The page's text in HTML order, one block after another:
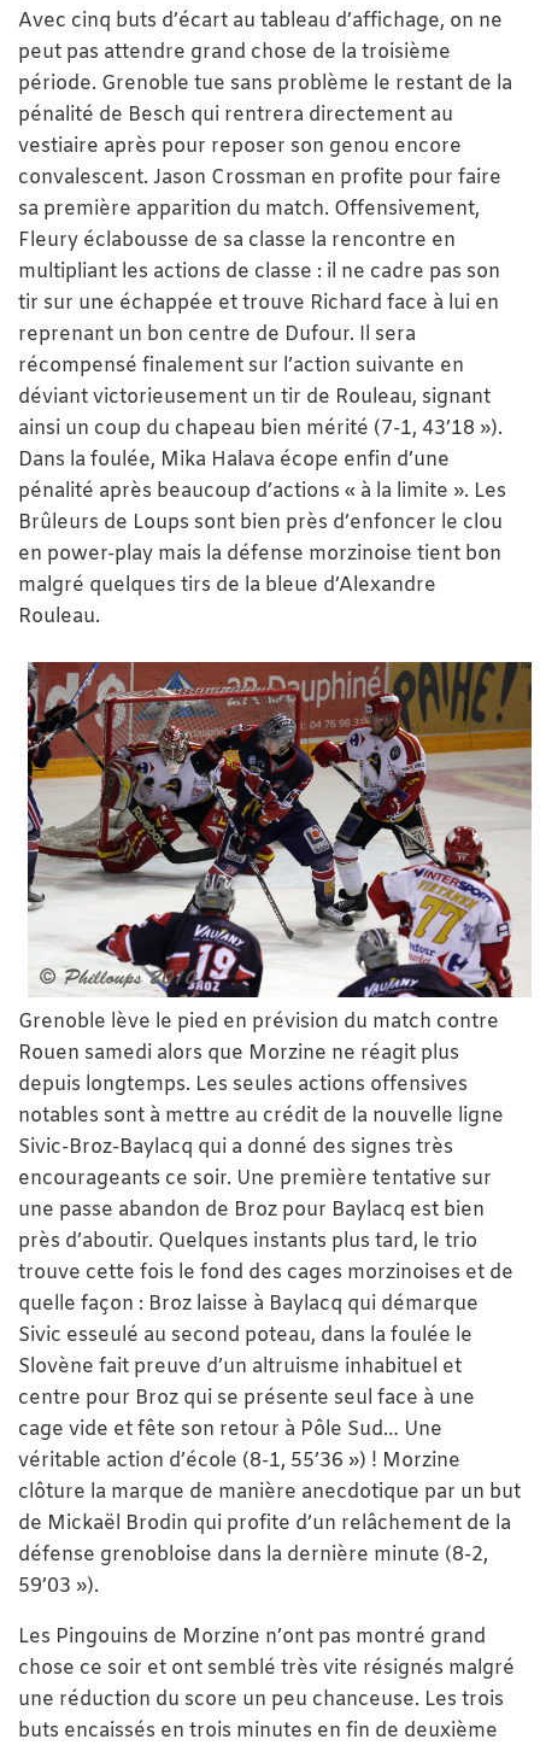
Avec cinq buts d’écart au tableau d’affichage, on ne
peut pas attendre grand chose de la troisième
période. Grenoble tue sans problème le restant de la
pénalité de Besch qui rentrera directement au
vestiaire après pour reposer son genou encore
convalescent. Jason Crossman en profite pour faire
sa première apparition du match. Offensivement,
Fleury éclabousse de sa classe la rencontre en
multipliant les actions de classe : il ne cadre pas son
tir sur une échappée et trouve Richard face à lui en
reprenant un bon centre de Dufour. Il sera
récompensé finalement sur l’action suivante en
déviant victorieusement un tir de Rouleau, signant
ainsi un coup du chapeau bien mérité (7-1, 43’18 »).
Dans la foulée, Mika Halava écope enfin d’une
pénalité après beaucoup d’actions « à la limite ». Les
Brûleurs de Loups sont bien près d’enfoncer le clou
en power-play mais la défense morzinoise tient bon
malgré quelques tirs de la bleue d’Alexandre
Rouleau.
Grenoble lève le pied en prévision du match contre
Rouen samedi alors que Morzine ne réagit plus
depuis longtemps. Les seules actions offensives
notables sont à mettre au crédit de la nouvelle ligne
Sivic-Broz-Baylacq qui a donné des signes très
encourageants ce soir. Une première tentative sur
une passe abandon de Broz pour Baylacq est bien
près d’aboutir. Quelques instants plus tard, le trio
trouve cette fois le fond des cages morzinoises et de
quelle façon : Broz laisse à Baylacq qui démarque
Sivic esseulé au second poteau, dans la foulée le
Slovène fait preuve d’un altruisme inhabituel et
centre pour Broz qui se présente seul face à une
cage vide et fête son retour à Pôle Sud… Une
véritable action d’école (8-1, 55’36 ») ! Morzine
clôture la marque de manière anecdotique par un but
de Mickaël Brodin qui profite d’un relâchement de la
défense grenobloise dans la dernière minute (8-2,
59’03 »).
Les Pingouins de Morzine n’ont pas montré grand
chose ce soir et ont semblé très vite résignés malgré
une réduction du score un peu chanceuse. Les trois
buts encaissés en trois minutes en fin de deuxième